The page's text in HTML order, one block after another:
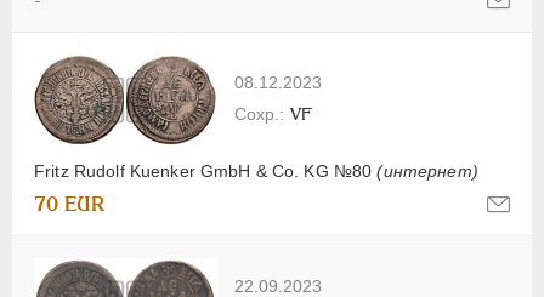
08.12.2023
Fritz Rudolf Kuenker GmbH & Co. KG №80(интернет)
VF
70 EUR
22.09.2023